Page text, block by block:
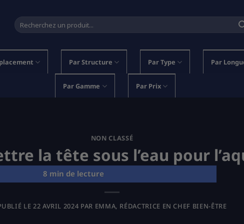
Recherche
pour :
Par Structure Par Type Par
Par Gamme Par Prix
NON CLASSÉ
la tête sous l’eau pour
LE 22 AVRIL 2024 PAR EMMA, RÉDACTRICE EN CHEF BIEN-ÊTRE